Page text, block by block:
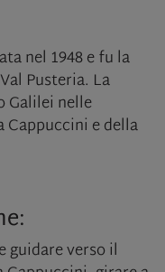
nel 1948 e fu la
Pusteria. La
Galilei nelle
Cappuccini e della
guidare verso il